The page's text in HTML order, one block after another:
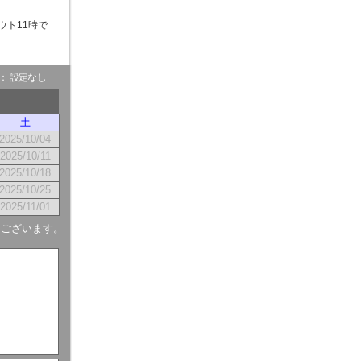
ト11時で
設定なし
土
2025/10/04
2025/10/11
2025/10/18
2025/10/25
2025/11/01
ざいます。